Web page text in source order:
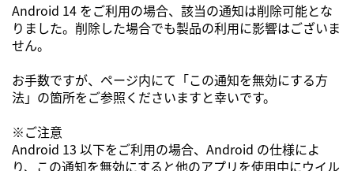
Android 14 をご利用の場合、該当の通知は削除可能とな
りました。削除した場合でも製品の利用に影響はございま
せん。
お手数ですが、ページ内にて「この通知を無効にする方
法」の箇所をご参照くださいますと幸いです。
※ご注意
Android 13 以下をご利用の場合、Android の仕様によ
り、この通知を無効にすると他のアプリを使用中にウイル